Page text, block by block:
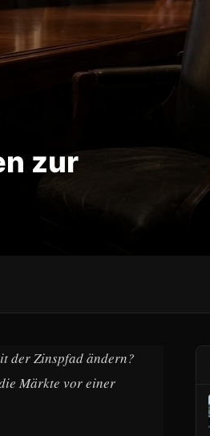
zur
der Zinspfad ändern?
Märkte vor einer